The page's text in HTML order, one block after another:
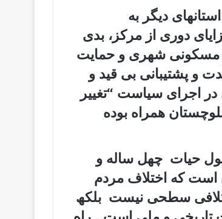
دیگر به
دوری از مرکز، بدی
مسکونی شھری و حمایت
و پشتیبانی بی قید و
اجرای سیاست “تغییر
ھمراه بوده
حیات چهل ساله و
است که اختلاف مردم
سطحی نیست بلکھ